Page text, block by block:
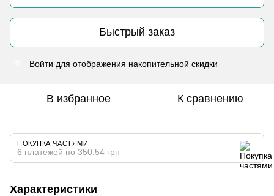
Быстрый заказ
Войти для отображения накопительной скидки
В избранное К сравнению
ПОКУПКА ЧАСТЯМИ
6 платежей по 350.54 грн
Характеристики